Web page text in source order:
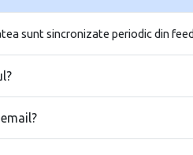
sunt sincronizate periodic din